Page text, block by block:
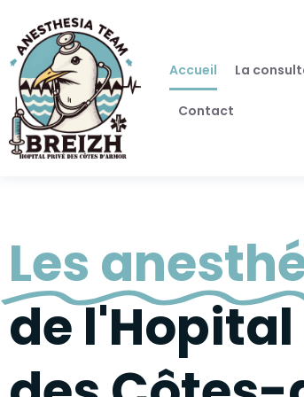
Accueil La
Contact
Les
de